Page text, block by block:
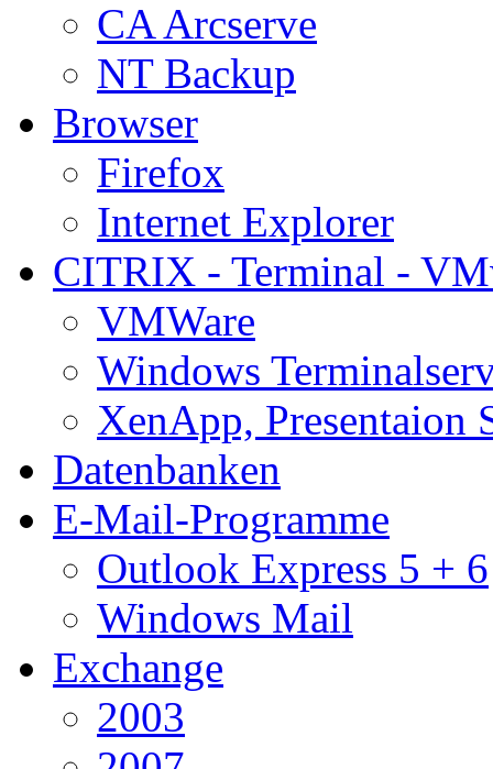
CA Arcserve
NT Backup
Browser
Firefox
Internet Explorer
CITRIX - Terminal -
VMWare
Windows
XenApp, Presentaion
Datenbanken
E-Mail-Programme
Outlook Express 5 + 6
Windows Mail
Exchange
2003